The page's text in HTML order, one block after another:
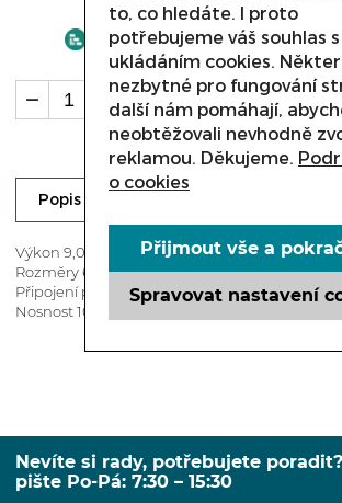
Popis
Výkon 9,0 kW
Rozměry 600x650x400 mm
Připojení plynu R1/2“
Nosnost 100kg
Nevíte si rady, potřebujete
pište Po-Pá: 7:30 – 15:30
to, co hledáte. I proto
potřebujeme váš souhlas s
ukládáním cookies.
nezbytné pro fungování
další nám pomáhají,
neobtěžovali nevhodně
reklamou. Děkujeme.
o cookies
Spravovat nastavení
Přijmout vše a